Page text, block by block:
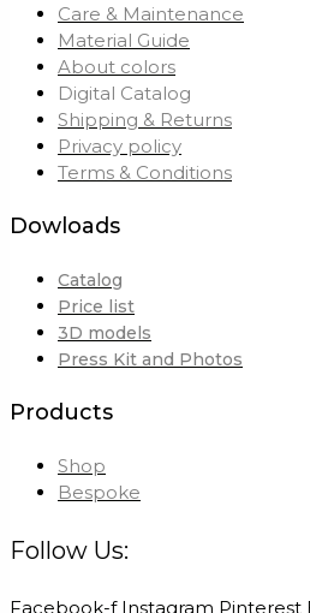
Care & Maintenance
Material Guide
About colors
Digital Catalog
Shipping & Returns
Privacy policy
Terms & Conditions
Dowloads
Catalog
Price list
3D models
Press Kit and Photos
Products
Shop
Bespoke
Follow Us:
Facebook-f Instagram Pinterest